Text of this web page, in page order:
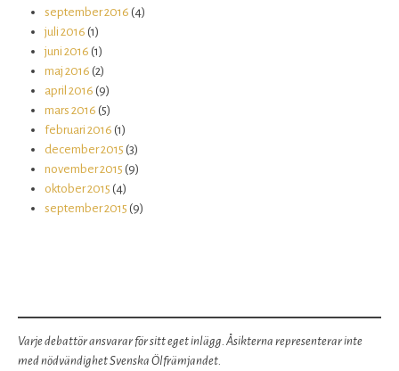
september 2016 (4)
juli 2016 (1)
juni 2016 (1)
maj 2016 (2)
april 2016 (9)
mars 2016 (5)
februari 2016 (1)
december 2015 (3)
november 2015 (9)
oktober 2015 (4)
september 2015 (9)
Varje debattör ansvarar för sitt eget inlägg. Åsikterna representerar inte
med nödvändighet Svenska Ölfrämjandet.